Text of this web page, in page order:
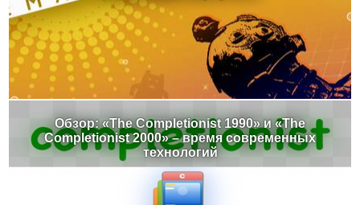
Обзор: «The Completionist 1990» и «The
Completionist 2000» – время современных
технологий